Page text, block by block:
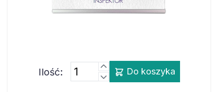
Ilość: Do koszyka